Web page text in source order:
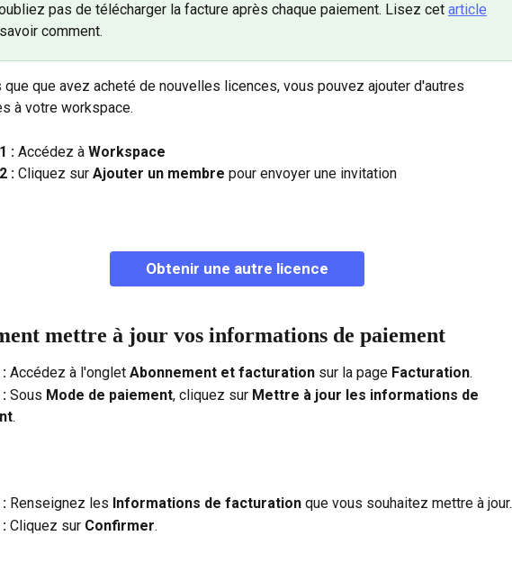
pas de télécharger la facture après chaque paiement. Lisez cet article
comment.
que que avez acheté de nouvelles licences, vous pouvez ajouter d'autres
à votre workspace.
: Accédez à Workspace
: Cliquez sur Ajouter un membre pour envoyer une invitation
Obtenir une autre licence
mettre à jour vos informations de paiement
Accédez à l'onglet Abonnement et facturation sur la page Facturation.
Sous Mode de paiement, cliquez sur Mettre à jour les informations de
.
Renseignez les Informations de facturation que vous souhaitez mettre à jour.
Cliquez sur Confirmer.